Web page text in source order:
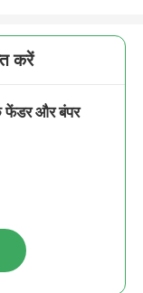
करें
फेंडर और बंपर